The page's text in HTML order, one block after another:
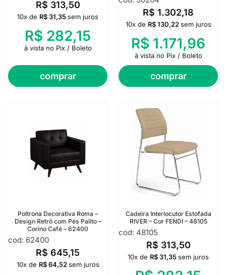
R$ 313,50
comprar
10x de R$31,35sem juros
R$ 282,15
à vista no Pix / Boleto
R$ 1.302,18
comprar
10x de R$130,22 sem juros
R$ 1.171,96
à vista no Pix / Boleto
Poltrona Decorativa Roma –
Design Retrô com Pés Palito –
Corino Café – 62400
cod: 62400
R$ 645,15
10x de R$64,52 sem juros
Cadeira Interlocutor Estofada
RIVER – Cor FENDI – 48105
cod: 48105
R$ 313,50
10x de R$31,35sem juros